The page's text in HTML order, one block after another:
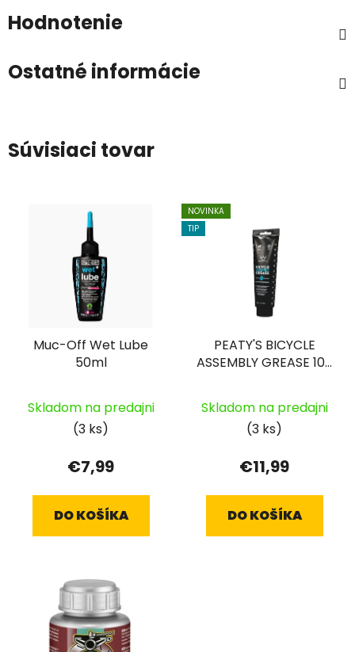
Hodnotenie
Ostatné informácie
Súvisiaci tovar
Muc-Off Wet Lube
50ml
Skladom na predajni
(3 ks)
€7,99
DO KOŠÍKA
NOVINKA
TIP
PEATY'S BICYCLE
ASSEMBLY GREASE 100
Skladom na predajni
(3 ks)
€11,99
DO KOŠÍKA